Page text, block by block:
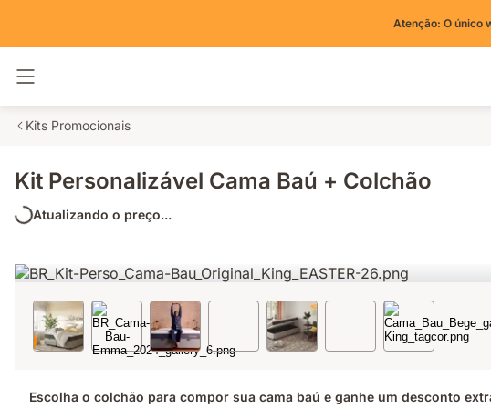
Atenção: O único
Kits Promocionais
Kit Personalizável Cama Baú + Colchão
Atualizando o preço...
Escolha o colchão para compor sua cama baú e ganhe um desconto